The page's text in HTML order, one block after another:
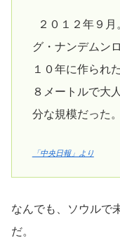
２０１２年９
グ・ナンデムン
１０年に作られ
８メートルで大
分な規模だった。
「中央日報」より
なんでも、ソウルで
だ。